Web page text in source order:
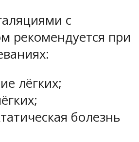
с
рекомендуется при
лёгких;
болезнь